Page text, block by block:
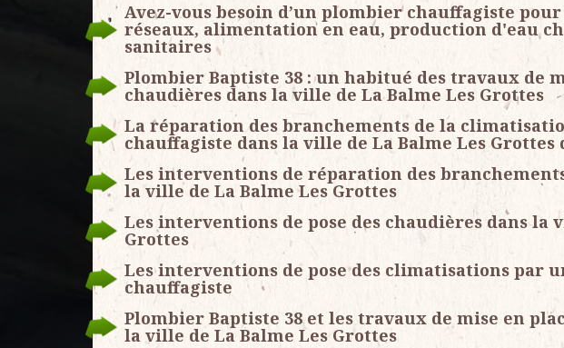
Avez-vous besoin d’un plombier chauffagiste
réseaux, alimentation en eau, production d'eau
sanitaires
Plombier Baptiste 38 : un habitué des travaux de
chaudières dans la ville de La Balme Les Grottes
La réparation des branchements de la
chauffagiste dans la ville de La Balme Les Grottes
Les interventions de réparation des
la ville de La Balme Les Grottes
Les interventions de pose des chaudières dans la
Grottes
Les interventions de pose des climatisations par
chauffagiste
Plombier Baptiste 38 et les travaux de mise en
la ville de La Balme Les Grottes